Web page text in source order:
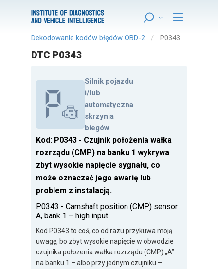
Dekodowanie kodów błędów OBD-2 P0343
DTC P0343
Silnik pojazdu
i/lub
automatyczna
skrzynia
biegów
Kod: P0343 - Czujnik położenia wałka
rozrządu (CMP) na banku 1 wykrywa
zbyt wysokie napięcie sygnału, co
może oznaczać jego awarię lub
problem z instalacją.
P0343 - Camshaft position (CMP) sensor
A, bank 1 – high input
Kod P0343 to coś, co od razu przykuwa moją
uwagę, bo zbyt wysokie napięcie w obwodzie
czujnika położenia wałka rozrządu (CMP) „A”
na banku 1 – albo przy jednym czujniku –